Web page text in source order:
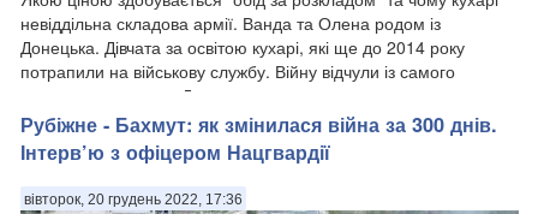
невіддільна складова армії. Ванда та Олена родом із
Донецька. Дівчата за освітою кухарі, які ще до 2014 року
потрапили на військову службу. Війну відчули із самого
початку, виходили з Донецька ...
Рубіжне - Бахмут: як змінилася війна за 300 днів.
Інтерв’ю з офіцером Нацгвардії
вівторок, 20 грудень 2022, 17:36